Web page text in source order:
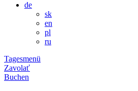
de
sk
en
pl
ru
Tagesmenü
Zavolať
Buchen